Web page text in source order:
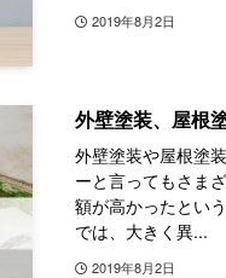
2019年8月2日
外壁塗装、屋根
外壁塗装や屋根塗
ーと言ってもさま
額が高かったとい
では、大きく異...
2019年8月2日